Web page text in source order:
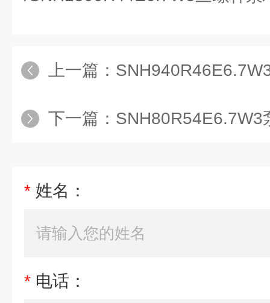
上一篇：
下一篇： SNH80R54E6.7W3
* 姓名：
* 电话：